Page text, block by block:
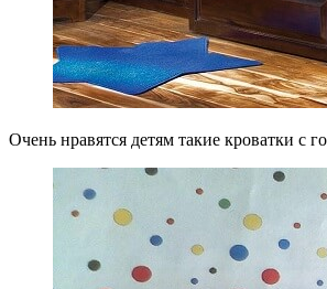
Очень нравятся детям такие кроватки с